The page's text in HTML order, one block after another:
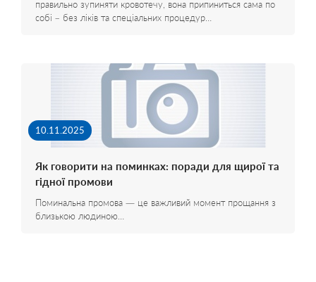
правильно зупиняти кровотечу, вона припиниться сама по
собі – без ліків та спеціальних процедур…
10.11.2025
Як говорити на поминках: поради для щирої та
гідної промови
Поминальна промова — це важливий момент прощання з
близькою людиною…